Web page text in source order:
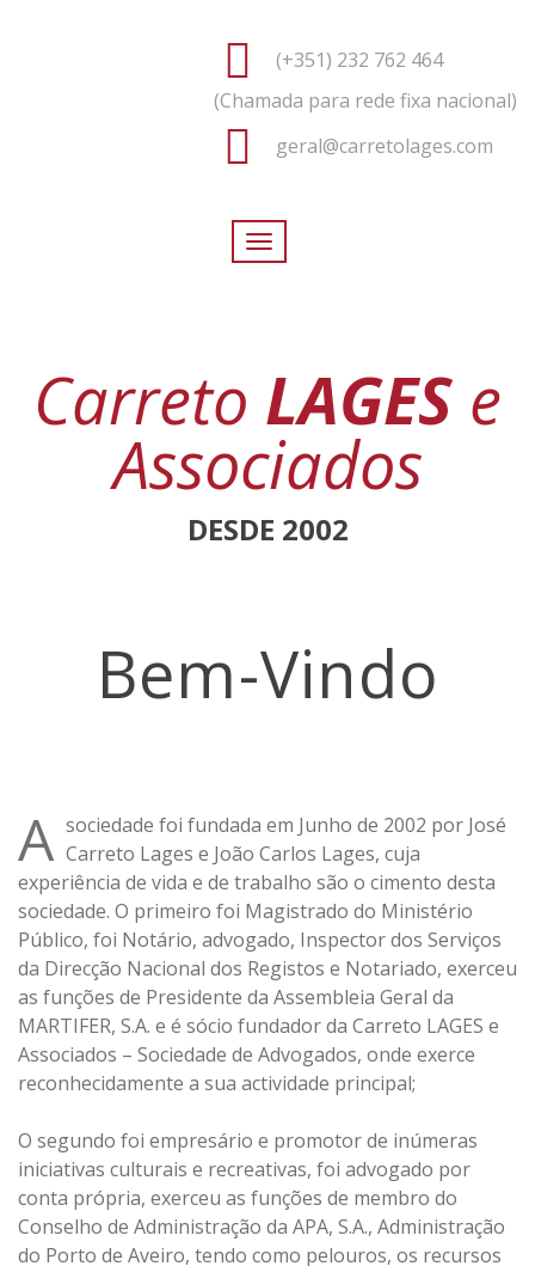
(+351) 232 762 464
(Chamada para rede fixa nacional)
geral@carretolages.com
Toggle
Carreto LAGES e
Associados
DESDE 2002
Bem-Vindo
A sociedade foi fundada em Junho de 2002 por José
Carreto Lages e João Carlos Lages, cuja
experiência de vida e de trabalho são o cimento desta
sociedade. O primeiro foi Magistrado do Ministério
Público, foi Notário, advogado, Inspector dos Serviços
da Direcção Nacional dos Registos e Notariado, exerceu
as funções de Presidente da Assembleia Geral da
MARTIFER, S.A. e é sócio fundador da Carreto LAGES e
Associados – Sociedade de Advogados, onde exerce
reconhecidamente a sua actividade principal;
O segundo foi empresário e promotor de inúmeras
iniciativas culturais e recreativas, foi advogado por
conta própria, exerceu as funções de membro do
Conselho de Administração da APA, S.A., Administração
do Porto de Aveiro, tendo como pelouros, os recursos